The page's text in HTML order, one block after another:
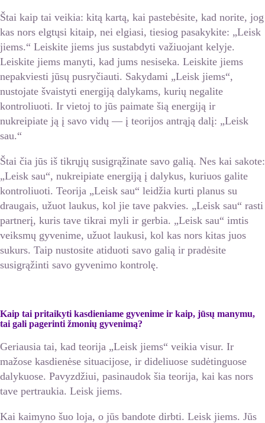
Štai kaip tai veikia: kitą kartą, kai pastebėsite, kad norite, jog
kas nors elgtųsi kitaip, nei elgiasi, tiesiog pasakykite: „Leisk
jiems.“ Leiskite jiems jus sustabdyti važiuojant kelyje.
Leiskite jiems manyti, kad jums nesiseka. Leiskite jiems
nepakviesti jūsų pusryčiauti. Sakydami „Leisk jiems“,
nustojate švaistyti energiją dalykams, kurių negalite
kontroliuoti. Ir vietoj to jūs paimate šią energiją ir
nukreipiate ją į savo vidų — į teorijos antrąją dalį: „Leisk
sau.“
Štai čia jūs iš tikrųjų susigrąžinate savo galią. Nes kai sakote:
„Leisk sau“, nukreipiate energiją į dalykus, kuriuos galite
kontroliuoti. Teorija „Leisk sau“ leidžia kurti planus su
draugais, užuot laukus, kol jie tave pakvies. „Leisk sau“ rasti
partnerį, kuris tave tikrai myli ir gerbia. „Leisk sau“ imtis
veiksmų gyvenime, užuot laukusi, kol kas nors kitas juos
sukurs. Taip nustosite atiduoti savo galią ir pradėsite
susigrąžinti savo gyvenimo kontrolę.
Kaip tai pritaikyti kasdieniame gyvenime ir kaip, jūsų manymu,
tai gali pagerinti žmonių gyvenimą?
Geriausia tai, kad teorija „Leisk jiems“ veikia visur. Ir
mažose kasdienėse situacijose, ir dideliuose sudėtinguose
dalykuose. Pavyzdžiui, pasinaudok šia teorija, kai kas nors
tave pertraukia. Leisk jiems.
Kai kaimyno šuo loja, o jūs bandote dirbti. Leisk jiems. Jūs